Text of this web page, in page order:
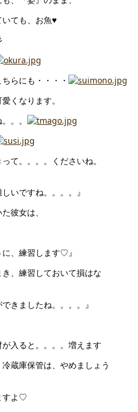
ても、お魚♥
らにも・・・・
くなります。
。。
て。。。。くださいね。
いですね。。。。』
彼女は、
に、練習します♡』
、練習しておいて損はな
きましたね。。。。』
入ると。。。。増えます
蔵庫保管は、やめましょう
すよ♡